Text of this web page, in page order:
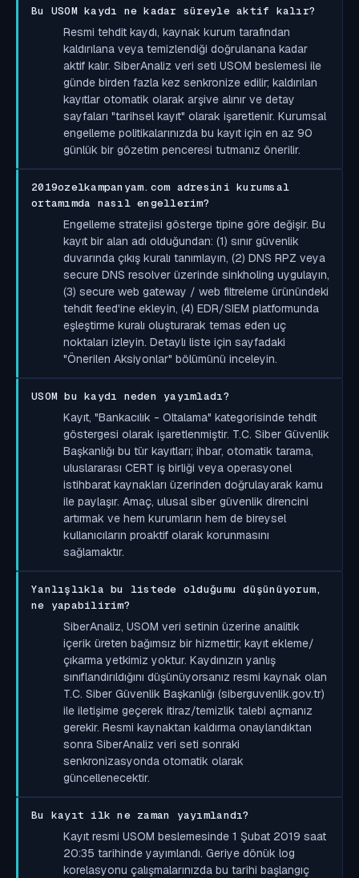
Bu USOM kaydı ne kadar süreyle aktif kalır?
Resmi tehdit kaydı, kaynak kurum tarafından
kaldırılana veya temizlendiği doğrulanana kadar
aktif kalır. SiberAnaliz veri seti USOM beslemesi ile
günde birden fazla kez senkronize edilir; kaldırılan
kayıtlar otomatik olarak arşive alınır ve detay
sayfaları "tarihsel kayıt" olarak işaretlenir. Kurumsal
engelleme politikalarınızda bu kayıt için en az 90
günlük bir gözetim penceresi tutmanız önerilir.
2019ozelkampanyam.com adresini kurumsal
ortamımda nasıl engellerim?
Engelleme stratejisi gösterge tipine göre değişir. Bu
kayıt bir alan adı olduğundan: (1) sınır güvenlik
duvarında çıkış kuralı tanımlayın, (2) DNS RPZ veya
secure DNS resolver üzerinde sinkholing uygulayın,
(3) secure web gateway / web filtreleme ürünündeki
tehdit feed'ine ekleyin, (4) EDR/SIEM platformunda
eşleştirme kuralı oluşturarak temas eden uç
noktaları izleyin. Detaylı liste için sayfadaki
"Önerilen Aksiyonlar" bölümünü inceleyin.
USOM bu kaydı neden yayımladı?
Kayıt, "Bankacılık - Oltalama" kategorisinde tehdit
göstergesi olarak işaretlenmiştir. T.C. Siber Güvenlik
Başkanlığı bu tür kayıtları; ihbar, otomatik tarama,
uluslararası CERT iş birliği veya operasyonel
istihbarat kaynakları üzerinden doğrulayarak kamu
ile paylaşır. Amaç, ulusal siber güvenlik direncini
artırmak ve hem kurumların hem de bireysel
kullanıcıların proaktif olarak korunmasını
sağlamaktır.
Yanlışlıkla bu listede olduğumu düşünüyorum,
ne yapabilirim?
SiberAnaliz, USOM veri setinin üzerine analitik
içerik üreten bağımsız bir hizmettir; kayıt ekleme/
çıkarma yetkimiz yoktur. Kaydınızın yanlış
sınıflandırıldığını düşünüyorsanız resmi kaynak olan
T.C. Siber Güvenlik Başkanlığı (siberguvenlik.gov.tr)
ile iletişime geçerek itiraz/temizlik talebi açmanız
gerekir. Resmi kaynaktan kaldırma onaylandıktan
sonra SiberAnaliz veri seti sonraki
senkronizasyonda otomatik olarak
güncellenecektir.
Bu kayıt ilk ne zaman yayımlandı?
Kayıt resmi USOM beslemesinde 1 Şubat 2019 saat
20:35 tarihinde yayımlandı. Geriye dönük log
korelasyonu çalışmalarınızda bu tarihi başlangıç